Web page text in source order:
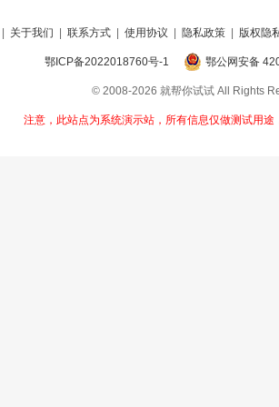
关于我们 联系方式 使用协议 隐私政策 版权隐
鄂ICP备2022018760号-1 鄂公网安备
© 2008-2026 就帮你试试 All Rights
注意，此站点为系统演示站，所有信息仅做测试用途